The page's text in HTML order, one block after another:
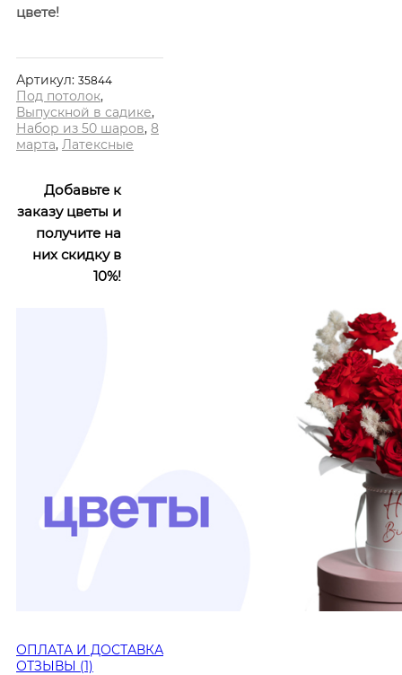
цвете!
Артикул: 35844
Под потолок,
Выпускной в садике,
Набор из 50 шаров, 8
марта, Латексные
Добавьте к
заказу цветы и
получите на
них скидку в
10%!
ОПЛАТА И ДОСТАВКА
ОТЗЫВЫ (1)